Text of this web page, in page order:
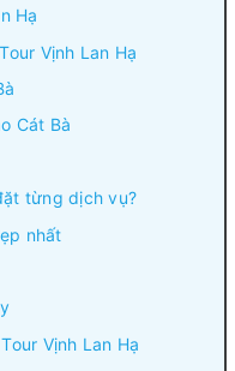
Hạ
Vịnh Lan Hạ
Cát Bà
từng dịch vụ?
nhất
Vịnh Lan Hạ